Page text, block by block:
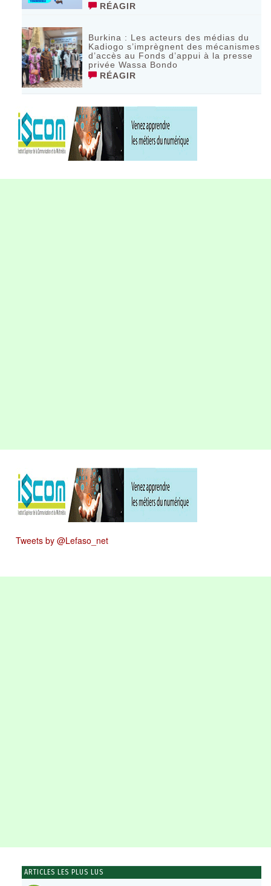
RÉAGIR
Burkina : Les acteurs des médias du
Kadiogo s’imprègnent des mécanismes
d’accès au Fonds d’appui à la presse
privée Wassa Bondo
RÉAGIR
Tweets by @Lefaso_net
ARTICLES LES PLUS LUS